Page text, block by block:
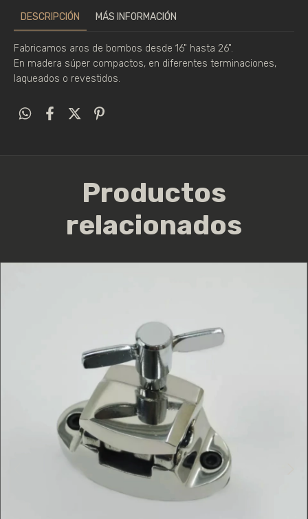
DESCRIPCIÓN MÁS INFORMACIÓN
Fabricamos aros de bombos desde 16" hasta 26".
En madera súper compactos, en diferentes terminaciones,
laqueados o revestidos.
Productos
relacionados